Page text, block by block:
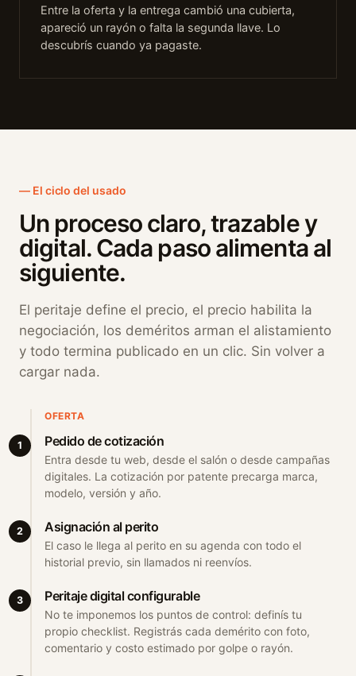
Entre la oferta y la entrega cambió una cubierta,
apareció un rayón o falta la segunda llave. Lo
descubrís cuando ya pagaste.
El ciclo del usado
Un proceso claro, trazable y
digital. Cada paso alimenta al
siguiente.
El peritaje define el precio, el precio habilita la
negociación, los deméritos arman el alistamiento
y todo termina publicado en un clic. Sin volver a
cargar nada.
OFERTA
1 Pedido de cotización
Entra desde tu web, desde el salón o desde campañas
digitales. La cotización por patente precarga marca,
modelo, versión y año.
2 Asignación al perito
El caso le llega al perito en su agenda con todo el
historial previo, sin llamados ni reenvíos.
3 Peritaje digital configurable
No te imponemos los puntos de control: definís tu
propio checklist. Registrás cada demérito con foto,
comentario y costo estimado por golpe o rayón.